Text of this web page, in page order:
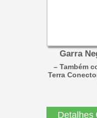
Garra
– Também
Terra
Detalhes